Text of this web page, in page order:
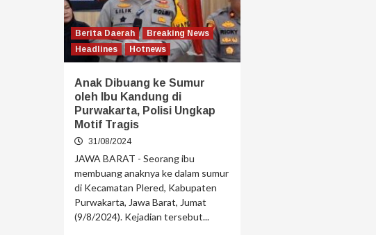
Berita Daerah
Breaking News
Headlines
Hotnews
Anak Dibuang ke Sumur
oleh Ibu Kandung di
Purwakarta, Polisi Ungkap
Motif Tragis
31/08/2024
JAWA BARAT - Seorang ibu
membuang anaknya ke dalam sumur
di Kecamatan Plered, Kabupaten
Purwakarta, Jawa Barat, Jumat
(9/8/2024). Kejadian tersebut...